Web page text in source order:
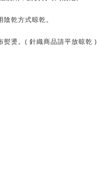
乾方式晾乾。
熨燙。( 針織商品請平放晾乾 )